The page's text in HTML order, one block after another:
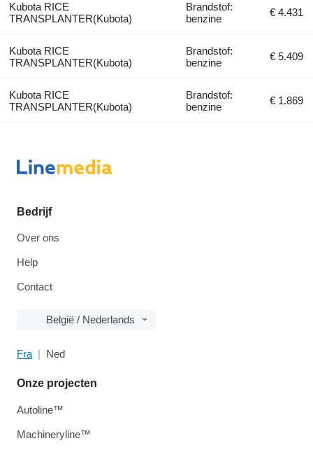
Kubota RICE
TRANSPLANTER(Kubota)
Brandstof:
benzine
€ 4.431
Kubota RICE
TRANSPLANTER(Kubota)
Brandstof:
benzine
€ 5.409
Kubota RICE
TRANSPLANTER(Kubota)
Brandstof:
benzine
€ 1.869
Bedrijf
Over ons
Help
Contact
België / Nederlands
Fra Ned
Onze projecten
Autoline™
Machineryline™